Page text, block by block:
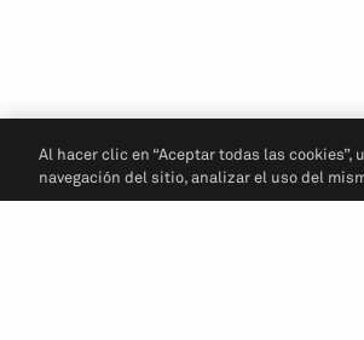
Al hacer clic en “Aceptar todas las
navegación del sitio, analizar el uso del